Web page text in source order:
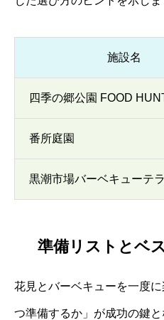
施設名
四季の郷公園 FOOD
番所庭園
黒潮市場バーベキューテ
準備リストとベ
花見とバーベキューを一度
つ準備するか」が成功の鍵